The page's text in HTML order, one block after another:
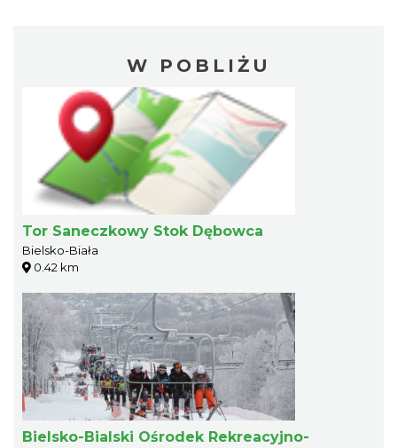
W POBLIŻU
Tor Saneczkowy Stok Dębowca
Bielsko-Biała
0.42 km
Bielsko-Bialski Ośrodek Rekreacyjno-